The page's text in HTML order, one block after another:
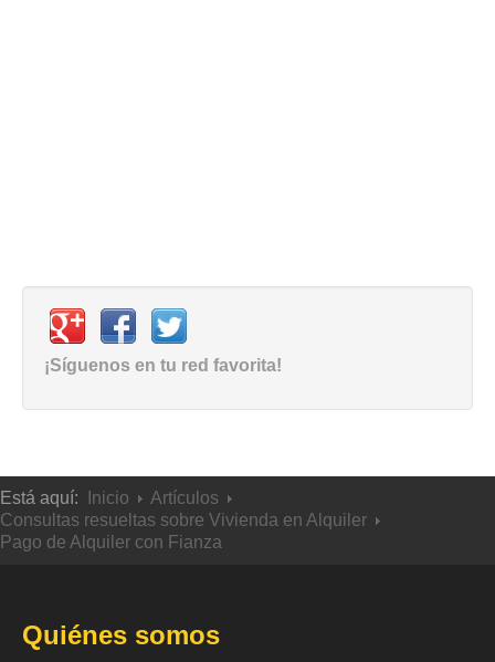
¡Síguenos en tu red favorita!
Está aquí: Inicio
Artículos
Consultas resueltas sobre Vivienda en Alquiler
Pago de Alquiler con Fianza
Quiénes somos